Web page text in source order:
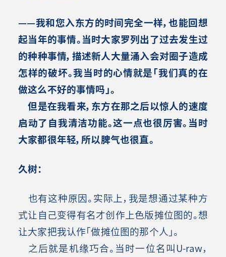
——我和您入东方的时间完全一样，也能回想
起当年的事情。当时大家罗列出了过去发生过
的种种事情，描述新人大量涌入会对圈子造成
怎样的破坏。我当时的心情就是「我们真的在
做这么不好的事情吗」。
但是在我看来，东方在那之后以惊人的速度
启动了自我清洁功能。这一点也很厉害。当时
大家都很年轻，所以脾气也很直。
久树：
也有这种原因。实际上，我是想通过某种方
式让自己变得有名才创作上色版摊位图的。想
让大家把我认作「做摊位图的那个人」。
之后就是机缘巧合。当时一位名叫U-raw，